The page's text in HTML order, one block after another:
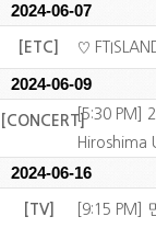
2024-06-07
[ETC] ♡
2024-06-09
[CONCERT][5:30 PM]
Hiroshima
2024-06-16
[TV] [9:15 PM]